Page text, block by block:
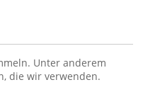
Unter anderem
die wir verwenden.